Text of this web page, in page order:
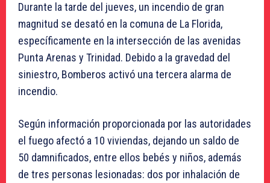
Durante la tarde del jueves, un incendio de gran
magnitud se desató en la comuna de La Florida,
específicamente en la intersección de las avenidas
Punta Arenas y Trinidad. Debido a la gravedad del
siniestro, Bomberos activó una tercera alarma de
incendio.
Según información proporcionada por las autoridades
el fuego afectó a 10 viviendas, dejando un saldo de
50 damnificados, entre ellos bebés y niños, además
de tres personas lesionadas: dos por inhalación de